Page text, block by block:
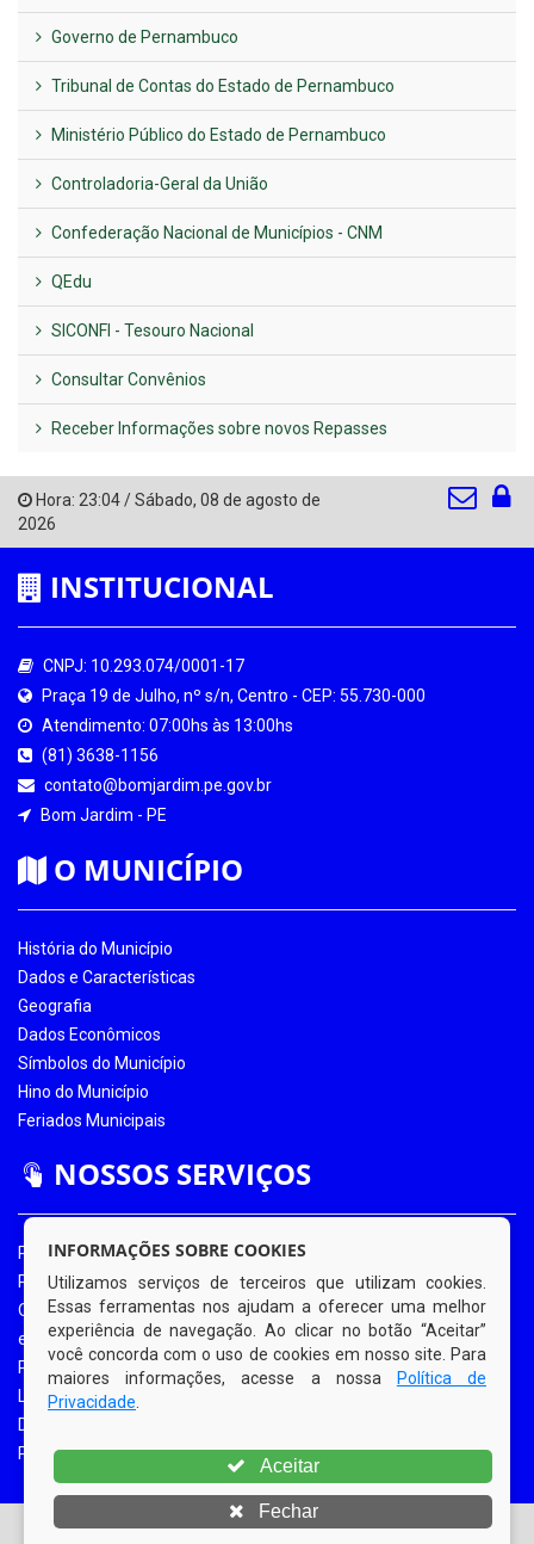
Governo de Pernambuco
Tribunal de Contas do Estado de Pernambuco
Ministério Público do Estado de Pernambuco
Controladoria-Geral da União
Confederação Nacional de Municípios - CNM
QEdu
SICONFI - Tesouro Nacional
Consultar Convênios
Receber Informações sobre novos Repasses
Hora: 23:04/Sábado, 08 de agosto de
2026
INSTITUCIONAL
CNPJ: 10.293.074/0001-17
Praça 19 de Julho, nº s/n, Centro - CEP: 55.730-000
Atendimento: 07:00hs às 13:00hs
(81) 3638-1156
contato@bomjardim.pe.gov.br
Bom Jardim - PE
O MUNICÍPIO
História do Município
Dados e Características
Geografia
Dados Econômicos
Símbolos do Município
Hino do Município
Feriados Municipais
NOSSOS SERVIÇOS
Portal da Transparência
Portal da Transparência COVID-19
Ouvidoria Eletrônica
e-SIC
Processos de Licitação
Licitações em Andamento
Diário Oficial
Portal do Contribuinte
© Copyright 2026 Prefeitura Municipal de Bom Jardim |
INFORMAÇÕES SOBRE COOKIES
Utilizamos serviços de terceiros que utilizam cookies.
Essas ferramentas nos ajudam a oferecer uma melhor
experiência de navegação. Ao clicar no botão “Aceitar”
você concorda com o uso de cookies em nosso site. Para
maiores informações, acesse a nossa
Política de
Privacidade
Aceitar
Fechar